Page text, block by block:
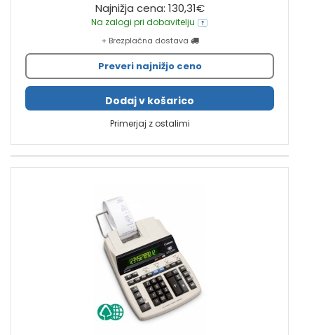
Najnižja cena: 130,31€
Na zalogi pri dobavitelju
+ Brezplačna dostava
Preveri najnižjo ceno
Dodaj v košarico
Primerjaj z ostalimi